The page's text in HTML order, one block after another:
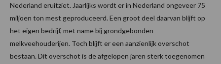
Nederland eruitziet. Jaarlijks wordt er in Nederland ongeveer 75
miljoen ton mest geproduceerd. Een groot deel daarvan blijft op
het eigen bedrijf, met name bij grondgebonden
melkveehouderijen. Toch blijft er een aanzienlijk overschot
bestaan. Dit overschot is de afgelopen jaren sterk toegenomen